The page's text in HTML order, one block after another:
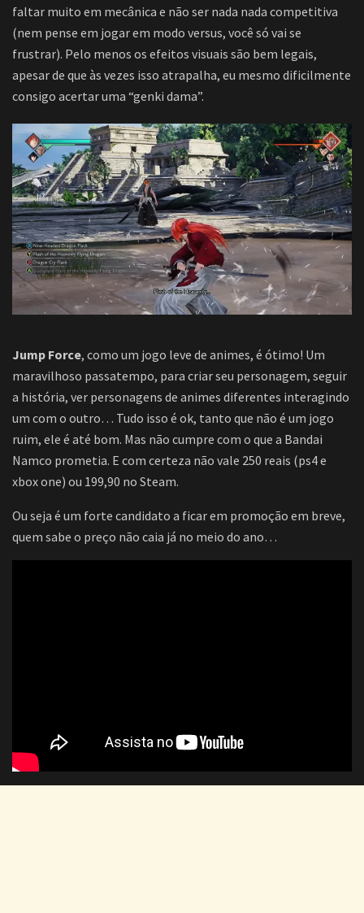
faltar muito em mecânica e não ser nada nada competitiva
(nem pense em jogar em modo versus, você só vai se
frustrar). Pelo menos os efeitos visuais são bem legais,
apesar de que às vezes isso atrapalha, eu mesmo dificilmente
consigo acertar uma “genki dama”.
Jump Force, como um jogo leve de animes, é ótimo! Um
maravilhoso passatempo, para criar seu personagem, seguir
a história, ver personagens de animes diferentes interagindo
um com o outro… Tudo isso é ok, tanto que não é um jogo
ruim, ele é até bom. Mas não cumpre com o que a Bandai
Namco prometia. E com certeza não vale 250 reais (ps4 e
xbox one) ou 199,90 no Steam.
Ou seja é um forte candidato a ficar em promoção em breve,
quem sabe o preço não caia já no meio do ano…